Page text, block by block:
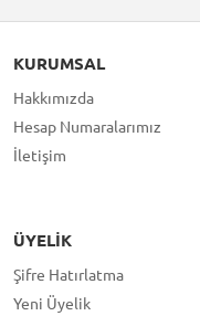
KURUMSAL
Hakkımızda
Hesap Numaralarımız
İletişim
ÜYELIK
Şifre Hatırlatma
Yeni Üyelik